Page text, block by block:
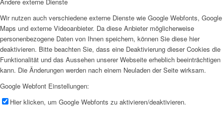
Wir nutzen auch verschiedene externe Dienste wie Google Webfonts, Google
Maps und externe Videoanbieter. Da diese Anbieter möglicherweise
personenbezogene Daten von Ihnen speichern, können Sie diese hier
deaktivieren. Bitte beachten Sie, dass eine Deaktivierung dieser Cookies die
Funktionalität und das Aussehen unserer Webseite erheblich beeinträchtigen
kann. Die Änderungen werden nach einem Neuladen der Seite wirksam.
Google Webfont Einstellungen:
Hier klicken, um Google Webfonts zu aktivieren/deaktivieren.